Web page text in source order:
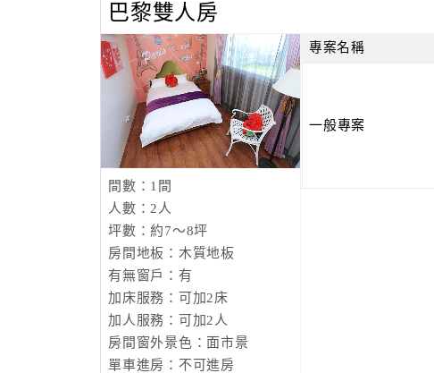
巴黎雙人房
間數：1間
人數：2人
坪數：約7～8坪
房間地板：木質地板
有無窗戶：有
加床服務：可加2床
加人服務：可加2人
房間窗外景色：面市景
單車進房：不可進房
專案名稱
一般專案